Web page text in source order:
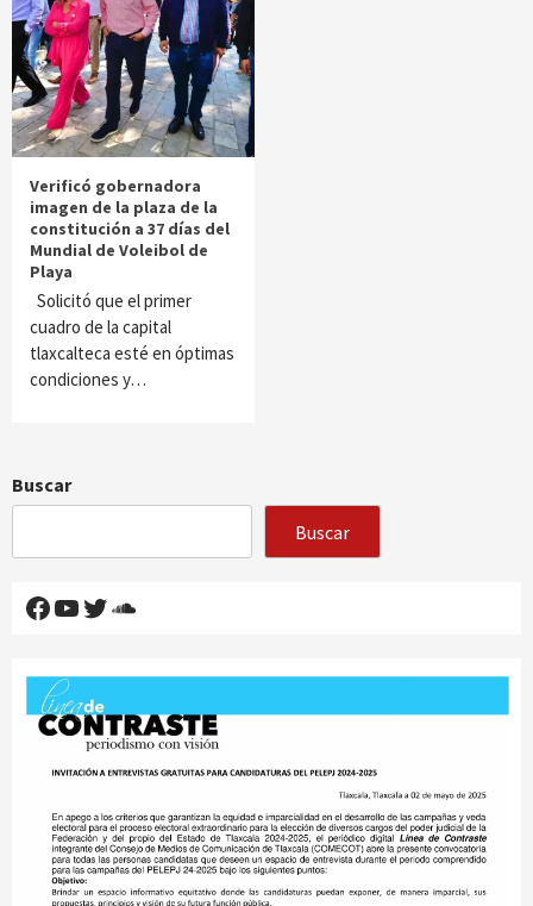
Verificó gobernadora
imagen de la plaza de la
constitución a 37 días del
Mundial de Voleibol de
Playa
Solicitó que el primer
cuadro de la capital
tlaxcalteca esté en óptimas
condiciones y…
Buscar
Buscar
Facebook
YouTube
Twitter
SoundCloud